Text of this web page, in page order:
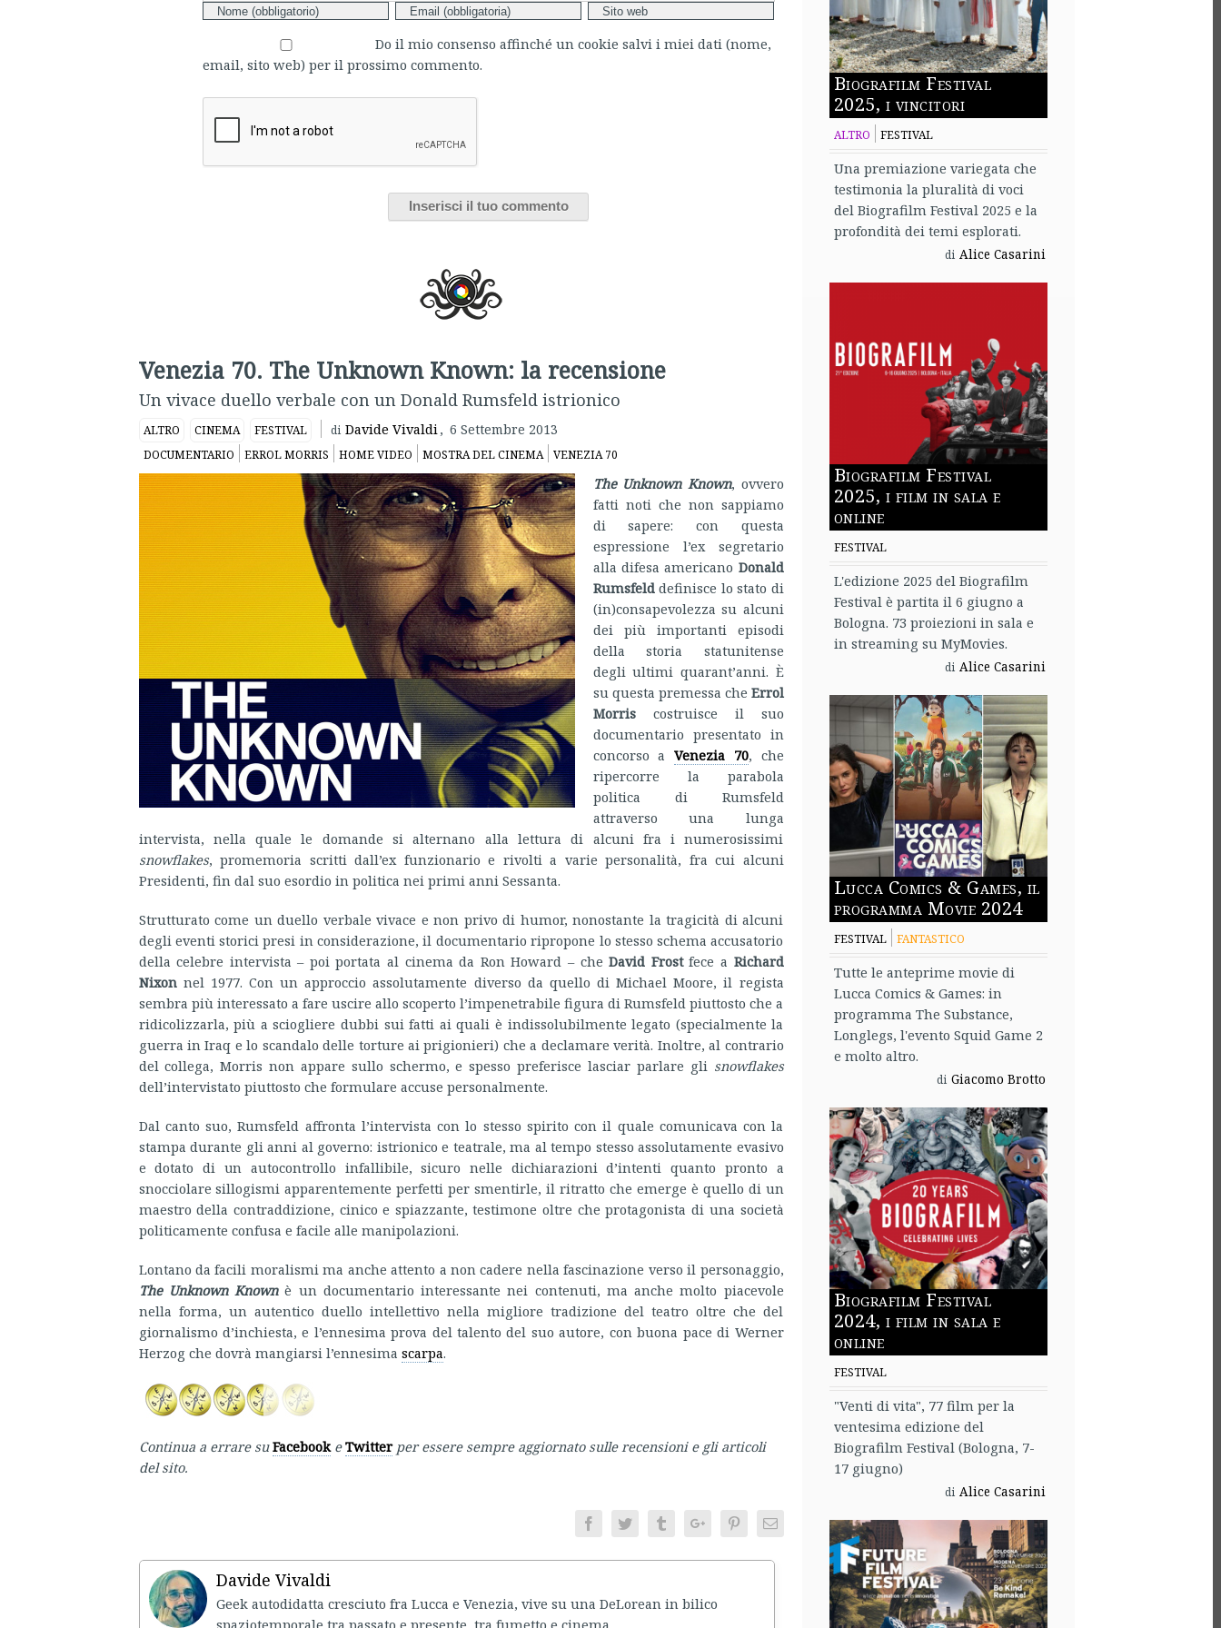
Do il mio consenso affinché un cookie salvi i miei dati (nome,
email, sito web) per il prossimo commento.
Venezia 70. The Unknown Known: la recensione
Un vivace duello verbale con un Donald Rumsfeld istrionico
ALTRO CINEMA FESTIVAL di Davide Vivaldi , 6 Settembre 2013
DOCUMENTARIO ERROL MORRIS HOME VIDEO MOSTRA DEL CINEMA VENEZIA 70
The Unknown Known, ovvero
fatti noti che non sappiamo
di sapere: con questa
espressione l’ex segretario
alla difesa americano Donald
Rumsfelddefinisce lo stato di
(in)consapevolezza su alcuni
dei più importanti episodi
della storia statunitense
degli ultimi quarant’anni. È
su questa premessa che Errol
Morriscostruisce il suo
documentario presentato in
concorso a Venezia 70, che
ripercorre la parabola
politica di Rumsfeld
attraverso una lunga
intervista, nella quale le domande si alternano alla lettura di alcuni fra i numerosissimi
snowflakes, promemoria scritti dall’ex funzionario e rivolti a varie personalità, fra cui alcuni
Presidenti, fin dal suo esordio in politica nei primi anni Sessanta.
Strutturato come un duello verbale vivace e non privo di humor, nonostante la tragicità di alcuni
degli eventi storici presi in considerazione, il documentario ripropone lo stesso schema accusatorio
della celebre intervista – poi portata al cinema da Ron Howard – cheDavid Frostfece a Richard
Nixonnel 1977. Con un approccio assolutamente diverso da quello di Michael Moore, il regista
sembra più interessato a fare uscire allo scoperto l’impenetrabile figura di Rumsfeld piuttosto che a
ridicolizzarla, più a sciogliere dubbi sui fatti ai quali è indissolubilmente legato (specialmente la
guerra in Iraq e lo scandalo delle torture ai prigionieri) che a declamare verità. Inoltre, al contrario
del collega, Morris non appare sullo schermo, e spesso preferisce lasciar parlare gli snowflakes
dell’intervistato piuttosto che formulare accuse personalmente.
Dal canto suo, Rumsfeld affronta l’intervista con lo stesso spirito con il quale comunicava con la
stampa durante gli anni al governo: istrionico e teatrale, ma al tempo stesso assolutamente evasivo
e dotato di un autocontrollo infallibile, sicuro nelle dichiarazioni d’intenti quanto pronto a
snocciolare sillogismi apparentemente perfetti per smentirle, il ritratto che emerge è quello di un
maestro della contraddizione, cinico e spiazzante, testimone oltre che protagonista di una società
politicamente confusa e facile alle manipolazioni.
Lontano da facili moralismi ma anche attento a non cadere nella fascinazione verso il personaggio,
The Unknown Knownè un documentario interessante nei contenuti, ma anche molto piacevole
nella forma, un autentico duello intellettivo nella migliore tradizione del teatro oltre che del
giornalismo d’inchiesta, e l’ennesima prova del talento del suo autore, con buona pace di Werner
Herzog che dovrà mangiarsi l’ennesima scarpa.
Continua a errare suFacebookeTwitter per essere sempre aggiornato sulle recensioni e gli articoli
del sito.
FacebookTwitter TumblrGoogle+PinterestEmail
Davide Vivaldi
Geek autodidatta cresciuto fra Lucca e Venezia, vive su una DeLorean in bilico
spaziotemporale tra passato e presente, tra fumetto e cinema.
Biografilm Festival
2025, i vincitori
ALTRO FESTIVAL
Una premiazione variegata che
testimonia la pluralità di voci
del Biografilm Festival 2025 e la
profondità dei temi esplorati.
di Alice Casarini
Biografilm Festival
2025, i film in sala e
online
FESTIVAL
L'edizione 2025 del Biografilm
Festival è partita il 6 giugno a
Bologna. 73 proiezioni in sala e
in streaming su MyMovies.
di Alice Casarini
Lucca Comics & Games, il
programma Movie 2024
FESTIVAL FANTASTICO
Tutte le anteprime movie di
Lucca Comics & Games: in
programma The Substance,
Longlegs, l'evento Squid Game 2
e molto altro.
di Giacomo Brotto
Biografilm Festival
2024, i film in sala e
online
FESTIVAL
"Venti di vita", 77 film per la
ventesima edizione del
Biografilm Festival (Bologna, 7-
17 giugno)
di Alice Casarini